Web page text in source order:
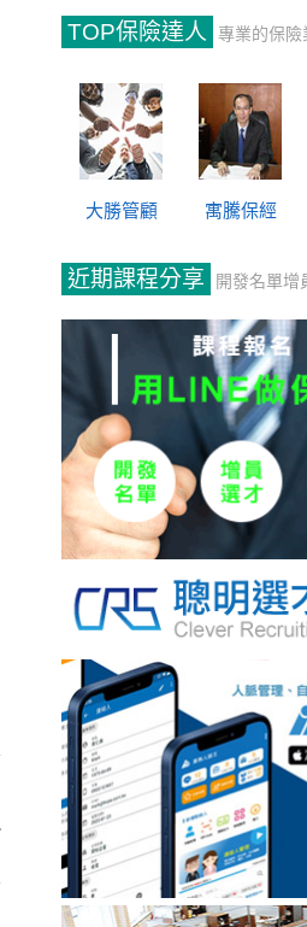
TOP保險達人 專業的保險
大勝管顧 寓騰保經
近期課程分享 開發名單增